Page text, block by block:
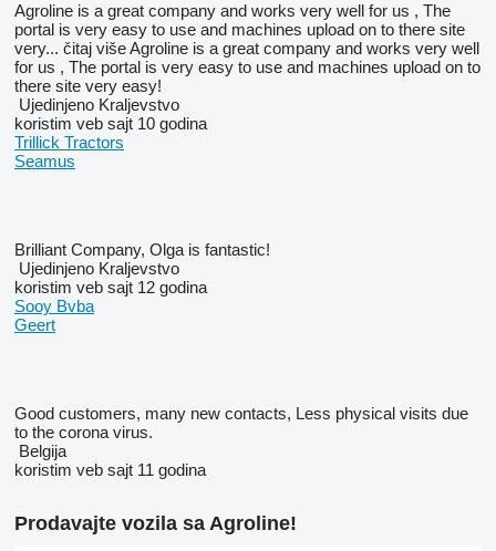
Agroline is a great company and works very well for us , The
portal is very easy to use and machines upload on to there site
very... čitaj višeAgroline is a great company and works very well
for us , The portal is very easy to use and machines upload on to
there site very easy!
Ujedinjeno Kraljevstvo
koristim veb sajt 10 godina
Trillick Tractors
Seamus
Brilliant Company, Olga is fantastic!
Ujedinjeno Kraljevstvo
koristim veb sajt 12 godina
Sooy Bvba
Geert
Good customers, many new contacts, Less physical visits due
to the corona virus.
Belgija
koristim veb sajt 11 godina
Prodavajte vozila sa Agroline!